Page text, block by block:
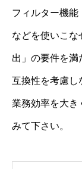
フィルター機
などを使いこな
出」の要件を満
互換性を考慮し
業務効率を大き
みて下さい。